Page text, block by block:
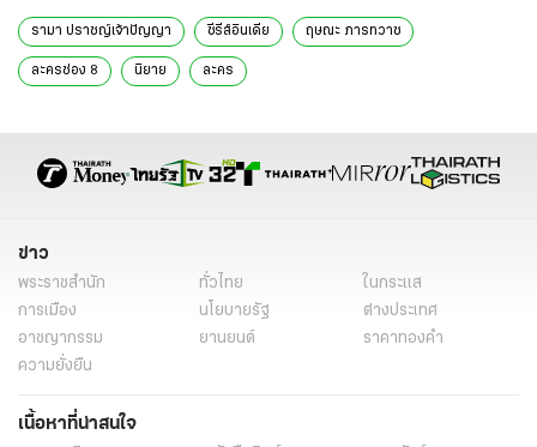
รามา ปราชญ์เจ้าปัญญา ซีรีส์อินเดีย ฤษณะ ภารทวาซ
ละครช่อง 8 นิยาย ละคร
ข่าว
พระราชสำนัก ทั่วไทย
ในกระแส
การเมือง
นโยบายรัฐ
ต่างประเทศ
อาชญากรรม
ยานยนต์
ราคาทองคำ
ความยั่งยืน
เนื้อหาที่น่าสนใจ